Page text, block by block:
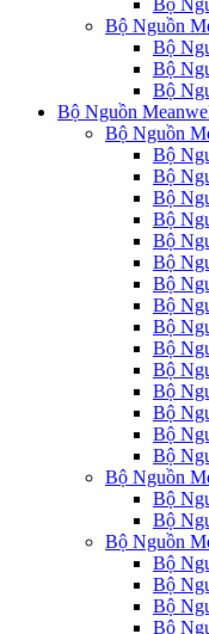
Bộ Nguồn
Bộ
Bộ
Bộ
Bộ Nguồn
Bộ Nguồn
Bộ
Bộ
Bộ
Bộ
Bộ
Bộ
Bộ
Bộ
Bộ
Bộ
Bộ
Bộ
Bộ
Bộ
Bộ
Bộ Nguồn
Bộ
Bộ
Bộ Nguồn
Bộ
Bộ
Bộ
Bộ